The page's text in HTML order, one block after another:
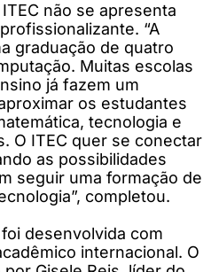
não se apresenta
“A
graduação de quatro
Muitas escolas
já fazem um
os estudantes
tecnologia e
O ITEC quer se conectar
as possibilidades
seguir uma formação de
completou.
desenvolvida com
internacional. O